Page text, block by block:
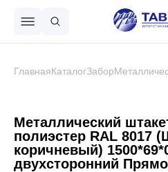
Металлочерепица
ГлавнаяКаталогЗабор
Металлический
полиэстер RAL 8017
коричневый)
двухсторонний